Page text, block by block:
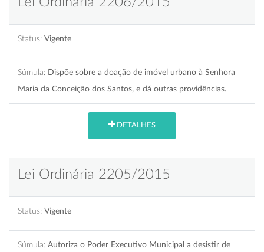
Status: Vigente
Súmula: Dispõe sobre a doação de imóvel urbano à Senhora
Maria da Conceição dos Santos, e dá outras providências.
DETALHES
Lei Ordinária 2205/2015
Status: Vigente
Súmula: Autoriza o Poder Executivo Municipal a desistir de